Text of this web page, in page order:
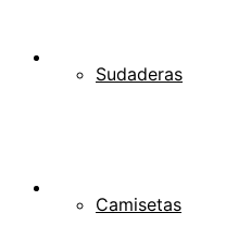
Sudaderas
Camisetas